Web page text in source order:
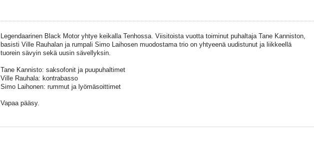
Legendaarinen Black Motor yhtye keikalla Tenhossa. Viisitoista vuotta toiminut puhaltaja Tane Kanniston,
basisti Ville Rauhalan ja rumpali Simo Laihosen muodostama trio on yhtyeenä uudistunut ja liikkeellä
tuorein sävyin sekä uusin sävellyksin.
Tane Kannisto: saksofonit ja puupuhaltimet
Ville Rauhala: kontrabasso
Simo Laihonen: rummut ja lyömäsoittimet
Vapaa pääsy.